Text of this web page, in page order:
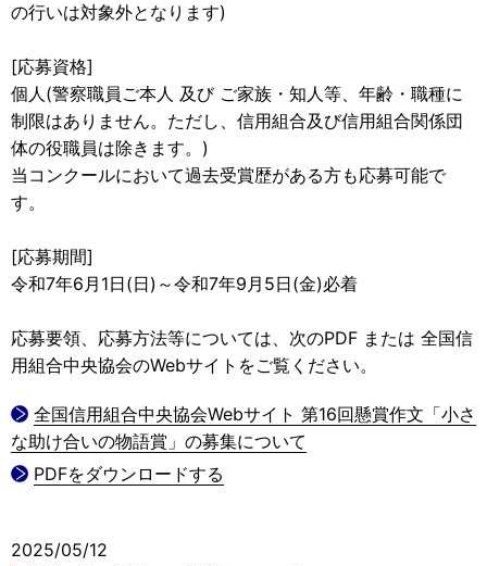
の行いは対象外となります)
[応募資格]
個人(警察職員ご本人 及び ご家族・知人等、年齢・職種に
制限はありません。ただし、信用組合及び信用組合関係団
体の役職員は除きます。)
当コンクールにおいて過去受賞歴がある方も応募可能で
す。
[応募期間]
令和7年6月1日(日)～令和7年9月5日(金)必着
応募要領、応募方法等については、次のPDF または 全国信
用組合中央協会のWebサイトをご覧ください。
全国信用組合中央協会Webサイト 第16回懸賞作文「小さ
な助け合いの物語賞」の募集について
PDFをダウンロードする
2025/05/12